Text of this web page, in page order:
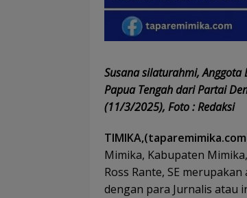
Susana silaturahmi, Anggota
Papua Tengah dari Partai
(11/3/2025), Foto : Redaksi
Mimika, Kabupaten
Ross Rante, SE
dengan para Jurnalis atau